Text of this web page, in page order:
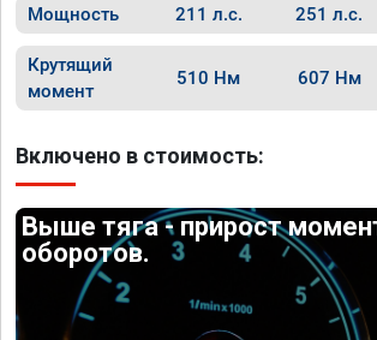
Мощность 211 л.с. 251 л.с.
Крутящий
момент
510 Нм 607 Нм
Включено в стоимость:
Выше тяга - прирост
оборотов.